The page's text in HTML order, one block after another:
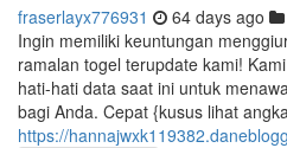
fraserlayx776931 64 days ago
Ingin memiliki keuntungan
ramalan togel terupdate kami!
hati-hati data saat ini untuk
bagi Anda. Cepat {kusus lihat
https://